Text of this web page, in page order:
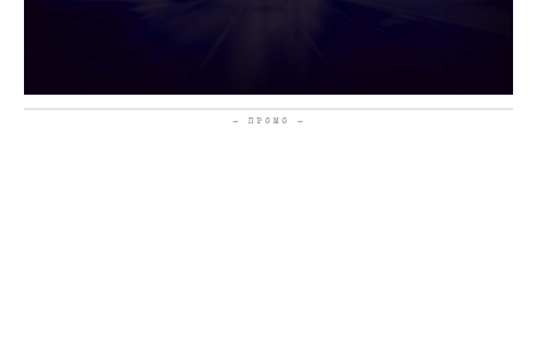
- ПРОМО -